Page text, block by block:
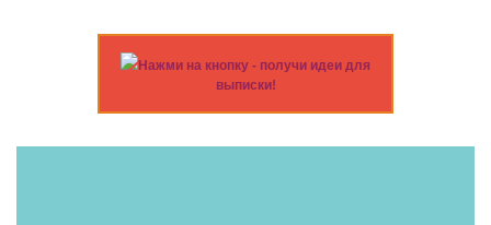
Нажми на кнопку - получи идеи для
выписки!